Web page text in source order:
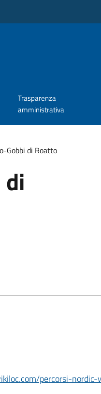
Trasparenza
amministrativa
Gobbi di Roatto
percorsi-